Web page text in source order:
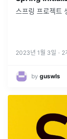
스프링 프로젝트
2023년 1월 3일 · 2
by guswls